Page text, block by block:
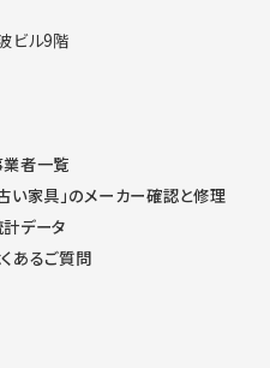
ビル9階
業者一覧
古い家具」のメーカー確認と修理
データ
あるご質問